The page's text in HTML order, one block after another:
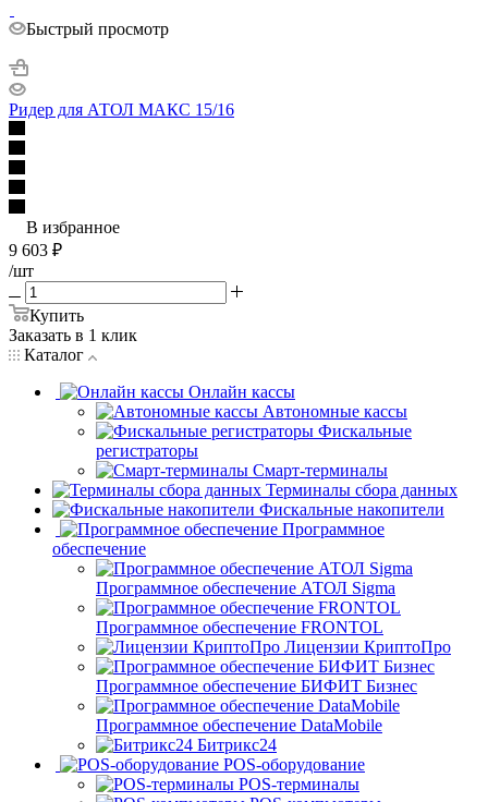
Быстрый просмотр
Ридер для АТОЛ МАКС 15/16
В избранное
9 603 ₽
/шт
Купить
Заказать в 1 клик
Каталог
Онлайн кассы
Автономные кассы
Фискальные
регистраторы
Смарт-терминалы
Терминалы сбора данных
Фискальные накопители
Программное
обеспечение
Программное обеспечение АТОЛ Sigma
Программное обеспечение FRONTOL
Лицензии КриптоПро
Программное обеспечение БИФИТ Бизнес
Программное обеспечение DataMobile
Битрикс24
POS-оборудование
POS-терминалы